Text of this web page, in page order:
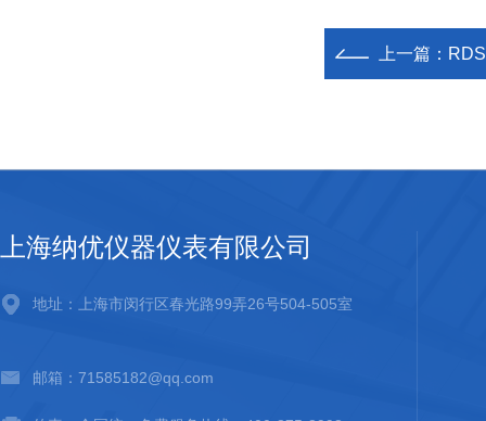
上一篇：
上海纳优仪器仪表有限公司
地址：上海市闵行区春光路99弄26号504-505室
邮箱：71585182@qq.com